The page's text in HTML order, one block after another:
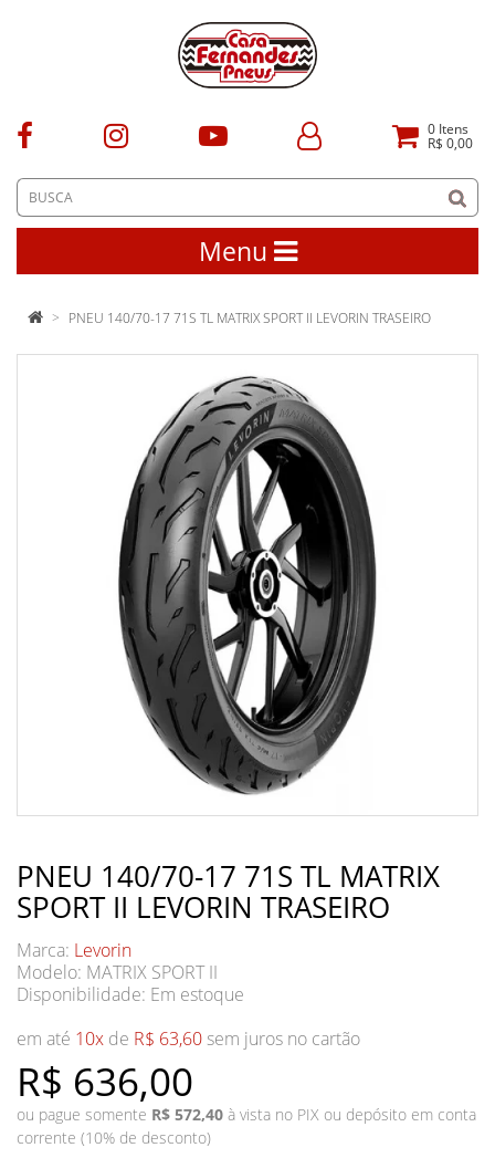
0 Itens
R$ 0,00
Menu
PNEU 140/70-17 71S TL MATRIX SPORT II LEVORIN TRASEIRO
PNEU 140/70-17 71S TL MATRIX
SPORT II LEVORIN TRASEIRO
Marca: Levorin
Modelo: MATRIX SPORT II
Disponibilidade: Em estoque
R$ 636,00
em até 10x de R$ 63,60 sem juros no cartão
ou pague somente R$ 572,40 à vista no PIX ou depósito em conta
corrente (10% de desconto)